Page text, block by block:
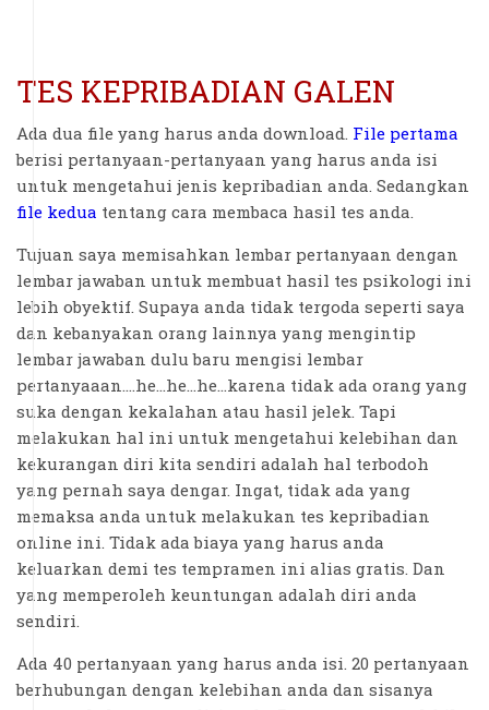
TES KEPRIBADIAN GALEN
Ada dua file yang harus anda download. File pertama
berisi pertanyaan-pertanyaan yang harus anda isi
untuk mengetahui jenis kepribadian anda. Sedangkan
file kedua tentang cara membaca hasil tes anda.
Tujuan saya memisahkan lembar pertanyaan dengan
lembar jawaban untuk membuat hasil tes psikologi ini
lebih obyektif. Supaya anda tidak tergoda seperti saya
dan kebanyakan orang lainnya yang mengintip
lembar jawaban dulu baru mengisi lembar
pertanyaaan....he...he...he...karena tidak ada orang yang
suka dengan kekalahan atau hasil jelek. Tapi
melakukan hal ini untuk mengetahui kelebihan dan
kekurangan diri kita sendiri adalah hal terbodoh
yang pernah saya dengar. Ingat, tidak ada yang
memaksa anda untuk melakukan tes kepribadian
online ini. Tidak ada biaya yang harus anda
keluarkan demi tes tempramen ini alias gratis. Dan
yang memperoleh keuntungan adalah diri anda
sendiri.
Ada 40 pertanyaan yang harus anda isi. 20 pertanyaan
berhubungan dengan kelebihan anda dan sisanya